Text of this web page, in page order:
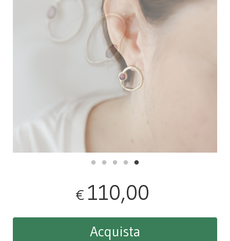
€ 110,00
Acquista